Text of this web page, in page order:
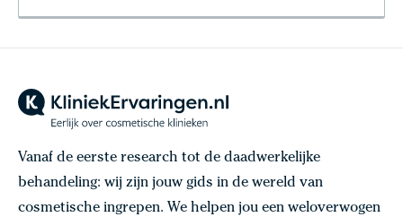
Vanaf de eerste research tot de daadwerkelijke
behandeling: wij zijn jouw gids in de wereld van
cosmetische ingrepen. We helpen jou een weloverwogen